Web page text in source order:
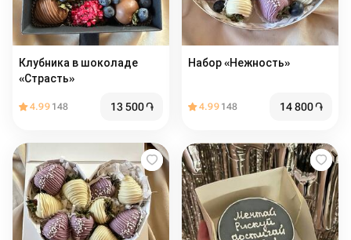
Клубника в шоколаде
«Страсть»
4.99 148 13 500֏
Набор «Нежность»
4.99 148 14 800֏